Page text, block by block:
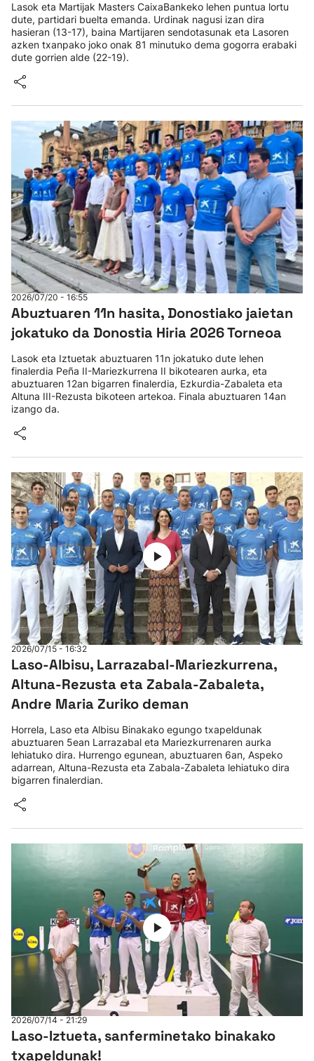
Lasok eta Martijak Masters CaixaBankeko lehen puntua lortu
dute, partidari buelta emanda. Urdinak nagusi izan dira
hasieran (13-17), baina Martijaren sendotasunak eta Lasoren
azken txanpako joko onak 81 minutuko dema gogorra erabaki
dute gorrien alde (22-19).
2026/07/20 - 16:55
Abuztuaren 11n hasita, Donostiako jaietan
jokatuko da Donostia Hiria 2026 Torneoa
Lasok eta Iztuetak abuztuaren 11n jokatuko dute lehen
finalerdia Peña II-Mariezkurrena II bikotearen aurka, eta
abuztuaren 12an bigarren finalerdia, Ezkurdia-Zabaleta eta
Altuna III-Rezusta bikoteen artekoa. Finala abuztuaren 14an
izango da.
2026/07/15 - 16:32
Laso-Albisu, Larrazabal-Mariezkurrena,
Altuna-Rezusta eta Zabala-Zabaleta,
Andre Maria Zuriko deman
Horrela, Laso eta Albisu Binakako egungo txapeldunak
abuztuaren 5ean Larrazabal eta Mariezkurrenaren aurka
lehiatuko dira. Hurrengo egunean, abuztuaren 6an, Aspeko
adarrean, Altuna-Rezusta eta Zabala-Zabaleta lehiatuko dira
bigarren finalerdian.
2026/07/14 - 21:29
Laso-Iztueta, sanferminetako binakako
txapeldunak!